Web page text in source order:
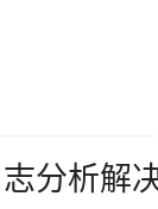
分析解